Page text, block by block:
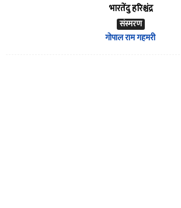
भारतेंदु हरिश्चंद्र
संस्मरण
गोपाल राम गहमरी